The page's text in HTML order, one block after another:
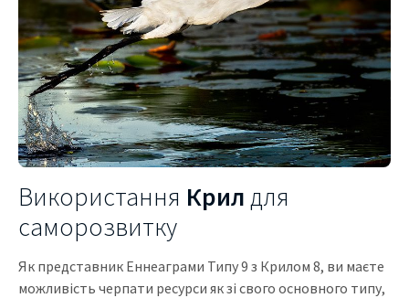
Використання Крилдля
саморозвитку
Як представник Еннеаграми Типу 9 з Крилом 8, ви маєте
можливість черпати ресурси як зі свого основного типу,